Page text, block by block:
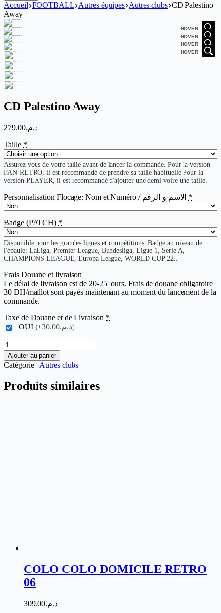
Accueil FOOTBALL Autres équipes Autres clubs CD Palestino
Away
HOVER
HOVER
HOVER
HOVER
CD Palestino Away
د.م.279.00
Taille *
Assurez vous de votre taille avant de lancer la commande. Pour la version
FAN-RETRO, il est recommandé de prendre sa taille habituelle Pour la
version PLAYER, il est recommandé d'ajouter une demi voire une taille.
Personnalisation Flocage: Nom et Numéro / الاسم و الرقم *
Badge (PATCH) *
Disponible pour les grandes ligues et compétitions. Badge au niveau de
l'épaule: LaLiga, Premier League, Bundesliga, Ligue 1, Serie A,
CHAMPIONS LEAGUE, Europa League, WORLD CUP 22..
Frais Douane et livraison
Le délai de livraison est de 20-25 jours, Frais de douane obligatoire
30 DH/maillot sont payés maintenant au moment du lancement de la
commande.
Taxe de Douane et de Livraison *
OUI
(+د.م.30.00)
quantité
de
CD
Palestino
Ajouter au panier
Catégorie : Autres clubs
Produits similaires
COLO COLO DOMICILE RETRO
06
د.م.309.00